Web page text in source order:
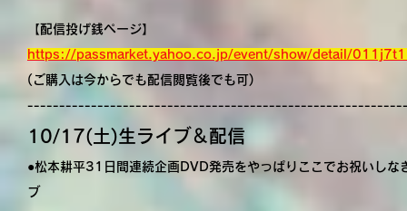
【配信投げ銭ページ】
https://passmarket.yahoo.co.jp/event/show/detail/
(ご購入は今からでも配信閲覧後でも可)
10/17(土)生ライブ＆配信
●松本耕平31日間連続企画DVD発売をやっぱりここでお祝いしな
ブ